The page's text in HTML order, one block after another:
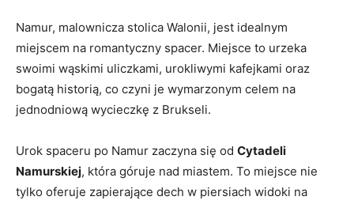
Namur, malownicza‌ stolica Walonii, jest idealnym
miejscem ​na romantyczny spacer. Miejsce to urzeka
swoimi wąskimi uliczkami, urokliwymi kafejkami oraz
bogatą historią, co czyni je wymarzonym celem na
jednodniową ⁤wycieczkę z Brukseli.
Urok spaceru po Namur zaczyna się⁤ od Cytadeli
Namurskiej, ⁣która góruje nad ‌miastem.​ To miejsce nie
tylko ‌oferuje zapierające dech w piersiach widoki ⁤na